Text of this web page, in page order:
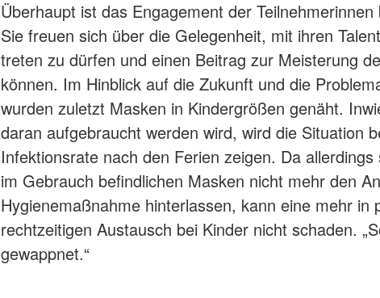
Überhaupt ist das Engagement der
Sie freuen sich über die Gelegenheit, mit ihren
treten zu dürfen und einen Beitrag zur Meisterung
können. Im Hinblick auf die Zukunft und die
wurden zuletzt Masken in Kindergrößen genäht.
daran aufgebraucht werden wird, wird die Situation
Infektionsrate nach den Ferien zeigen. Da
im Gebrauch befindlichen Masken nicht mehr den
Hygienemaßnahme hinterlassen, kann eine mehr in
rechtzeitigen Austausch bei Kinder nicht schaden.
gewappnet.“